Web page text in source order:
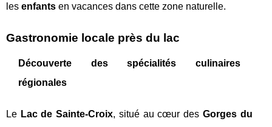
les enfants en vacances dans cette zone naturelle.
Gastronomie locale près du lac
Découverte des spécialités culinaires
régionales
Le Lac de Sainte-Croix, situé au cœur des Gorges du